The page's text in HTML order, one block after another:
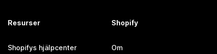
Resurser
Shopifys hjälpcenter
Shopify
Om